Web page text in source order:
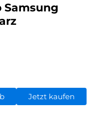
Samsung
Jetzt kaufen